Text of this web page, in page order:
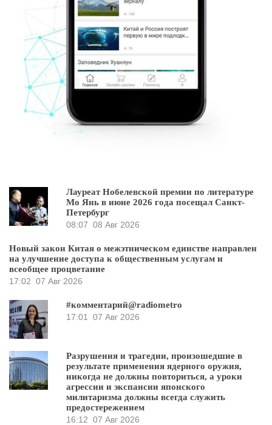
Лауреат Нобелевской премии по литературе
Мо Янь в июне 2026 года посещал Санкт-
Петербург
08:07 08 Авг 2026
Новый закон Китая о межэтническом единстве направлен
на улучшение доступа к общественным услугам и
всеобщее процветание
17:02 07 Авг 2026
#комментарий@radiometro
17:01
07 Авг 2026
Разрушения и трагедии, произошедшие в
результате применения ядерного оружия,
никогда не должны повториться, а уроки
агрессии и экспансии японского
милитаризма должны всегда служить
предостережением
16:12 07 Авг 2026